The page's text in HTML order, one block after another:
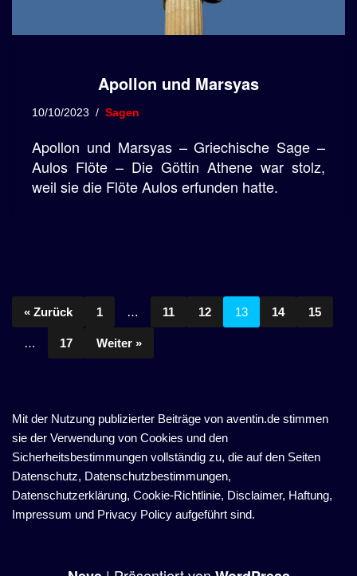
Apollon und Marsyas
10/10/2023 Sagen
Apollon und Marsyas – Griechische Sage –
Aulos Flöte – Die Göttin Athene war stolz,
weil sie die Flöte Aulos erfunden hatte.
« Zurück 1 … 11 12 13 14 15
… 17 Weiter »
Mit der Nutzung publizierter Beiträge von aventin.de stimmen
sie der Verwendung von Cookies und den
Sicherheitsbestimmungen vollständig zu, die auf den Seiten
Datenschutz, Datenschutzbestimmungen,
Datenschutzerklärung, Cookie-Richtlinie, Disclaimer, Haftung,
Impressum und Privacy Policy aufgeführt sind.